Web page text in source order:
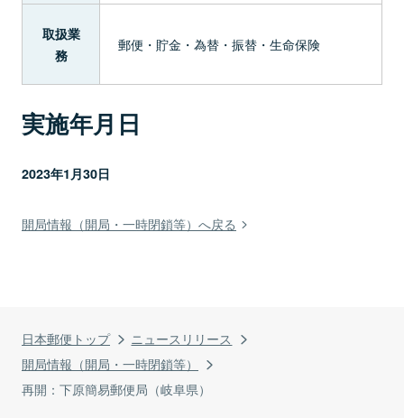
日本郵便トップ
ニュースリリース
開局情報（開局・一時閉鎖等）
再開：下原簡易郵便局（岐阜県）
取扱業
務
郵便・貯金・為替・振替・生命保険
実施年月日
2023年1月30日
開局情報（開局・一時閉鎖等）へ戻る